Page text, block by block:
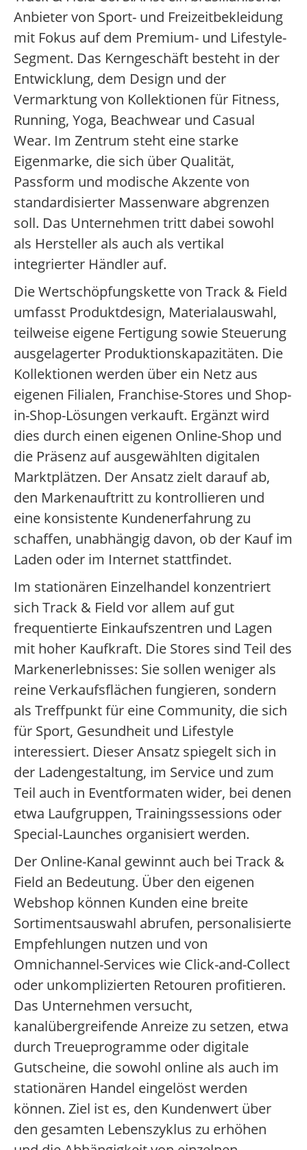
Anbieter von Sport- und Freizeitbekleidung
mit Fokus auf dem Premium- und Lifestyle-
Segment. Das Kerngeschäft besteht in der
Entwicklung, dem Design und der
Vermarktung von Kollektionen für Fitness,
Running, Yoga, Beachwear und Casual
Wear. Im Zentrum steht eine starke
Eigenmarke, die sich über Qualität,
Passform und modische Akzente von
standardisierter Massenware abgrenzen
soll. Das Unternehmen tritt dabei sowohl
als Hersteller als auch als vertikal
integrierter Händler auf.
Die Wertschöpfungskette von Track & Field
umfasst Produktdesign, Materialauswahl,
teilweise eigene Fertigung sowie Steuerung
ausgelagerter Produktionskapazitäten. Die
Kollektionen werden über ein Netz aus
eigenen Filialen, Franchise-Stores und Shop-
in-Shop-Lösungen verkauft. Ergänzt wird
dies durch einen eigenen Online-Shop und
die Präsenz auf ausgewählten digitalen
Marktplätzen. Der Ansatz zielt darauf ab,
den Markenauftritt zu kontrollieren und
eine konsistente Kundenerfahrung zu
schaffen, unabhängig davon, ob der Kauf im
Laden oder im Internet stattfindet.
Im stationären Einzelhandel konzentriert
sich Track & Field vor allem auf gut
frequentierte Einkaufszentren und Lagen
mit hoher Kaufkraft. Die Stores sind Teil des
Markenerlebnisses: Sie sollen weniger als
reine Verkaufsflächen fungieren, sondern
als Treffpunkt für eine Community, die sich
für Sport, Gesundheit und Lifestyle
interessiert. Dieser Ansatz spiegelt sich in
der Ladengestaltung, im Service und zum
Teil auch in Eventformaten wider, bei denen
etwa Laufgruppen, Trainingssessions oder
Special-Launches organisiert werden.
Der Online-Kanal gewinnt auch bei Track &
Field an Bedeutung. Über den eigenen
Webshop können Kunden eine breite
Sortimentsauswahl abrufen, personalisierte
Empfehlungen nutzen und von
Omnichannel-Services wie Click-and-Collect
oder unkomplizierten Retouren profitieren.
Das Unternehmen versucht,
kanalübergreifende Anreize zu setzen, etwa
durch Treueprogramme oder digitale
Gutscheine, die sowohl online als auch im
stationären Handel eingelöst werden
können. Ziel ist es, den Kundenwert über
den gesamten Lebenszyklus zu erhöhen